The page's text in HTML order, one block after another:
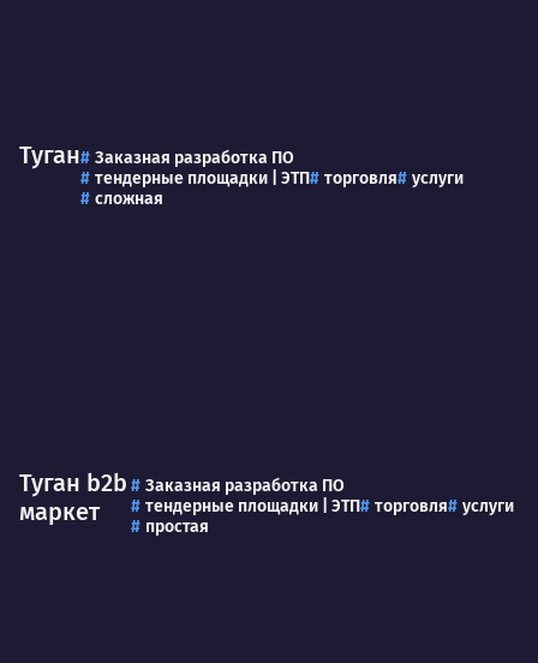
Туган
Заказная разработка ПО
тендерные площадки | ЭТП
торговля
услуги
сложная
Туган b2b
маркет
Заказная разработка ПО
тендерные площадки | ЭТП
торговля
услуги
простая